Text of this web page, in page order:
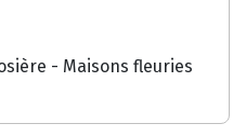
- Maisons fleuries